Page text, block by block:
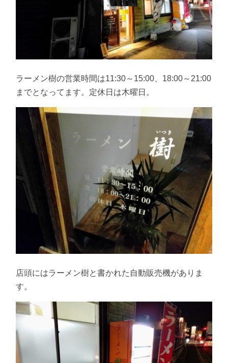
ラーメン樹の営業時間は11:30～15:00、18:00～21:00
までとなってます。定休日は木曜日。
店頭にはラーメン樹と書かれた自動販売機がありま
す。